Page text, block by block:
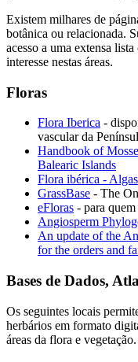
Existem milhares de
botânica ou relacionada.
acesso a uma extensa
interesse nestas áreas.
Floras
Flora Iberica -
vascular da
Handbook of
Balearic Islands
Flora ibérica -
GrassBase - The
eFloras - para
Angiosperm
An update of the
for the orders and
Bases de Dados,
Os seguintes locais
herbários em formato
áreas da flora e vegetação.